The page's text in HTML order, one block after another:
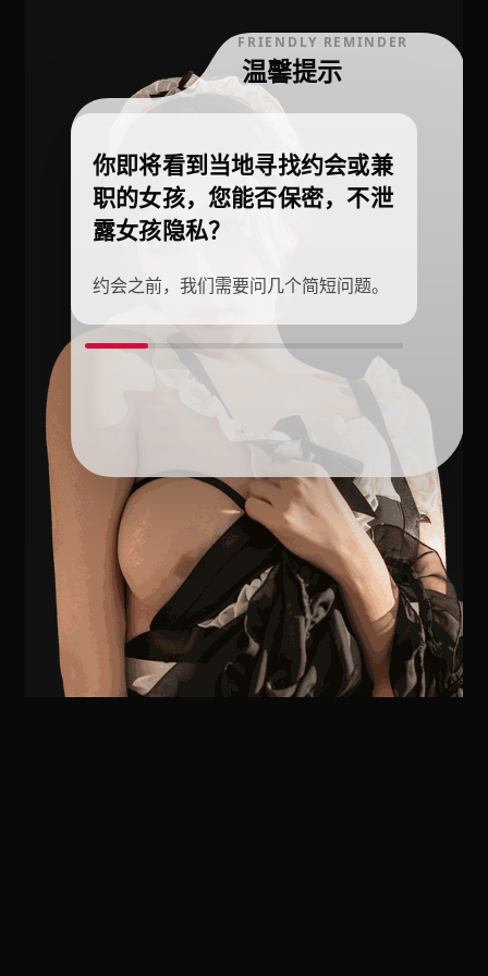
FRIENDLY REMINDER
温馨提示
你即将看到当地寻找约会或兼
职的女孩，您能否保密，不泄
露女孩隐私？
约会之前，我们需要问几个简短问题。